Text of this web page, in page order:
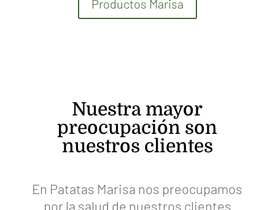
Productos Marisa
Nuestra mayor
preocupación son
nuestros clientes
En Patatas Marisa nos preocupamos
por la salud de nuestros clientes